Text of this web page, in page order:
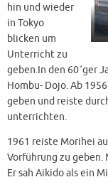
hin und wieder
in Tokyo
blicken um
Unterricht zu
geben.In den 60´ger
Hombu- Dojo. Ab
geben und reiste
unterrichten.
1961 reiste Morihei
Vorführung zu
Er sah Aikido als ein